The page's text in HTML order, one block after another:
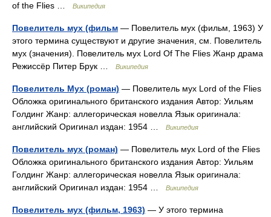
of the Flies …
Википедия
Повелитель мух (фильм — Повелитель мух (фильм, 1963) У
этого термина существуют и другие значения, см. Повелитель
мух (значения). Повелитель мух Lord Of The Flies Жанр драма
Режиссёр Питер Брук …
Википедия
Повелитель Мух (роман) — Повелитель мух Lord of the Flies
Обложка оригинального британского издания Автор: Уильям
Голдинг Жанр: аллегорическая новелла Язык оригинала:
английский Оригинал издан: 1954 …
Википедия
Повелитель мух (роман) — Повелитель мух Lord of the Flies
Обложка оригинального британского издания Автор: Уильям
Голдинг Жанр: аллегорическая новелла Язык оригинала:
английский Оригинал издан: 1954 …
Википедия
Повелитель мух (фильм, 1963) — У этого термина